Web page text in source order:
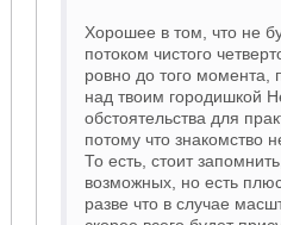
Хорошее в том, что не
потоком чистого
ровно до того момента,
над твоим городишкой
обстоятельства для
потому что знакомство
То есть, стоит
возможных, но есть
разве что в случае